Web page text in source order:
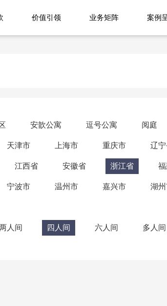
价值引领 业务矩阵 案例
安歆公寓 逗号公寓 阅庭
天津市 上海市 重庆市 辽
江西省 安徽省 浙江省
宁波市 温州市 嘉兴市 湖
人间 四人间 六人间 多人间